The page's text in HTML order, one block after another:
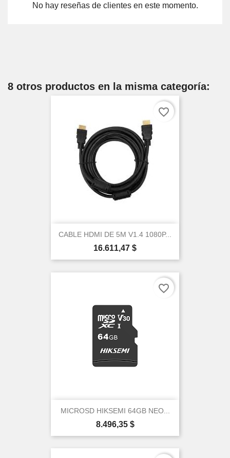
No hay reseñas de clientes en este momento.
8 otros productos en la misma categoría:
CABLE HDMI DE 5M V1.4 1080P...
Precio
16.611,47 $
favorite_border
MICROSD HIKSEMI 64GB NEO...
Precio
8.496,35 $
favorite_border